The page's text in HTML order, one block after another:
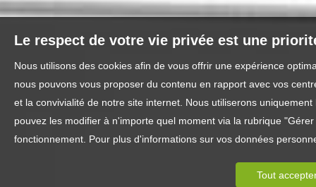
Le respect de votre vie privée est une
Nous utilisons des cookies afin de vous offrir une expérience
nous pouvons vous proposer du contenu en rapport avec vos
et la convivialité de notre site internet. Nous utiliserons
pouvez les modifier à n'importe quel moment via la rubrique
fonctionnement. Pour plus d'informations sur vos données
Tout